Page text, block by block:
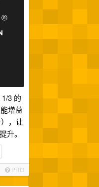
3 的
增益
，让
升。
PRO